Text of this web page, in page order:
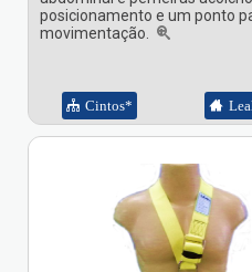
posicionamento e um ponto
movimentação.
Cintos*